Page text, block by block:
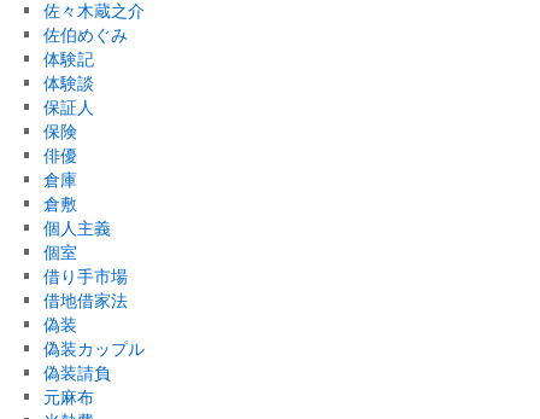
佐々木蔵之介
佐伯めぐみ
体験記
体験談
保証人
保険
俳優
倉庫
倉敷
個人主義
個室
借り手市場
借地借家法
偽装
偽装カップル
偽装請負
元麻布